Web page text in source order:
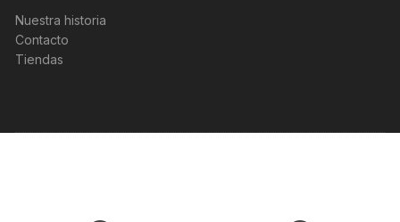
Nuestra historia
Contacto
Tiendas